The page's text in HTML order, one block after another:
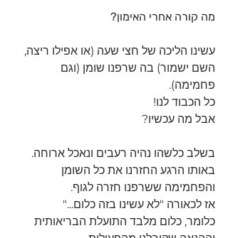
מה קורה אחרי האימון?
עשינו הליכה של חצי שעה (או אפילו ריצה,
השם ישמור) בה שרפנו שומן (וגם
פחמימה).
כל הכבוד לנו!
אבל מה עכשיו?
בשלב כלשהו נהיה רעבים ונאכל ארוחה.
באותו הרגע החזרנו את כל השומן
והפחמימה ששרפנו חזרה לגוף.
אז לכאורה "לא עשינו בזה כלום..."
כלומר, כלום מלבד התועלת הבריאותית